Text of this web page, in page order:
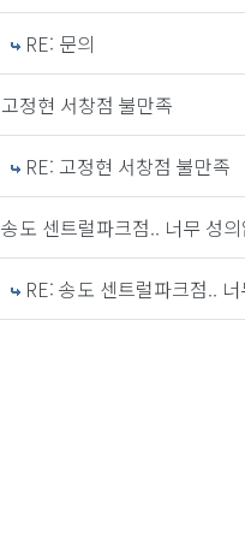
RE: 문의
고정현 서창점 불만족
RE: 고정현 서창점 불만족
송도 센트럴파크점.. 너무 성
RE: 송도 센트럴파크점..